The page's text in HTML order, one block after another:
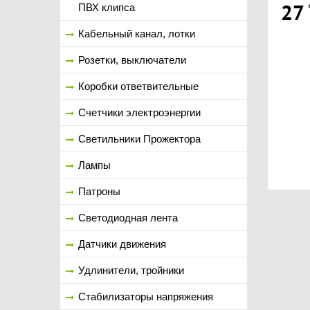
ПВХ клипса
Кабельный канал, лотки
Розетки, выключатели
Коробки ответвительные
Счетчики электроэнергии
Светильники Прожектора
Лампы
Патроны
Светодиодная лента
Датчики движения
Удлинители, тройники
Стабилизаторы напряжения
27